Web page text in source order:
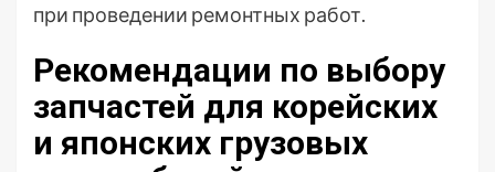
при проведении ремонтных работ.
Рекомендации по выбору
запчастей для корейских
и японских грузовых